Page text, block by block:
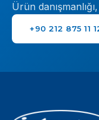
Ürün
+90 212 875 11